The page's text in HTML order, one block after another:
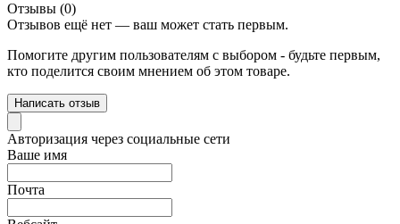
Отзывы (0)
Отзывов ещё нет — ваш может стать первым.
Помогите другим пользователям с выбором - будьте первым,
кто поделится своим мнением об этом товаре.
Написать отзыв
Авторизация через социальные сети
Ваше имя
Почта